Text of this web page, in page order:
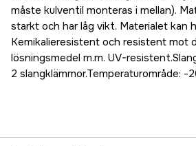
måste kulventil monteras i mellan).
starkt och har låg vikt. Materialet kan
Kemikalieresistent och resistent mot
lösningsmedel m.m. UV-
2 slangklämmor.Temperaturområde: -